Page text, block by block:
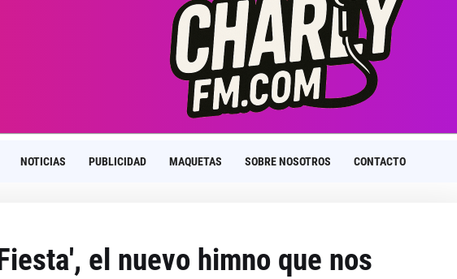
NOTICIAS PUBLICIDAD MAQUETAS SOBRE NOSOTROS CONTACTO
el nuevo himno que nos